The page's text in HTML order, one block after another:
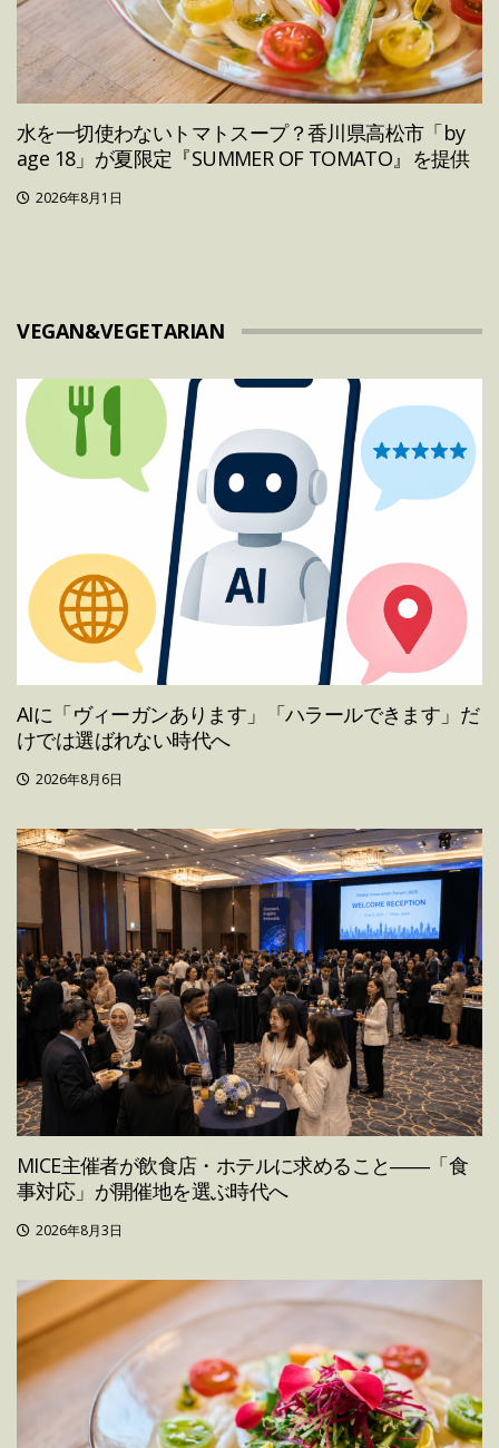
水を一切使わないトマトスープ？香川県高松市「by
age 18」が夏限定『SUMMER OF TOMATO』を提供
2026年8月1日
VEGAN&VEGETARIAN
AIに「ヴィーガンあります」「ハラールできます」だ
けでは選ばれない時代へ
2026年8月6日
MICE主催者が飲食店・ホテルに求めること――「食
事対応」が開催地を選ぶ時代へ
2026年8月3日